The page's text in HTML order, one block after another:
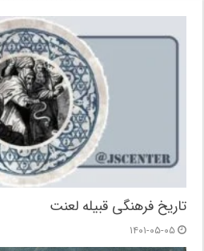
تاریخ فرهنگی قبیله لعنت
۱۴۰۱-۰۵-۰۵